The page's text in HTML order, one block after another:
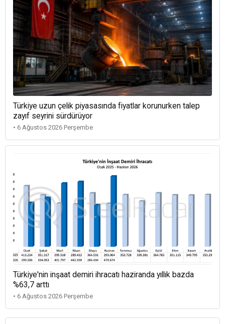
Türkiye uzun çelik piyasasında fiyatlar korunurken talep
zayıf seyrini sürdürüyor
• 6 Ağustos 2026 Perşembe
Türkiye'nin inşaat demiri ihracatı haziranda yıllık bazda
%63,7 arttı
• 6 Ağustos 2026 Perşembe